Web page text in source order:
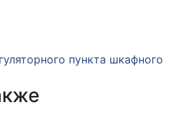
пункта шкафного